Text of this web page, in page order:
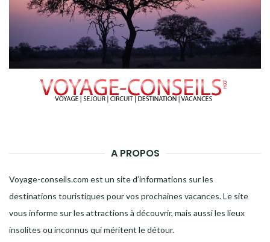
A PROPOS
Voyage-conseils.com est un site d’informations sur les
destinations touristiques pour vos prochaines vacances. Le site
vous informe sur les attractions à découvrir, mais aussi les lieux
insolites ou inconnus qui méritent le détour.